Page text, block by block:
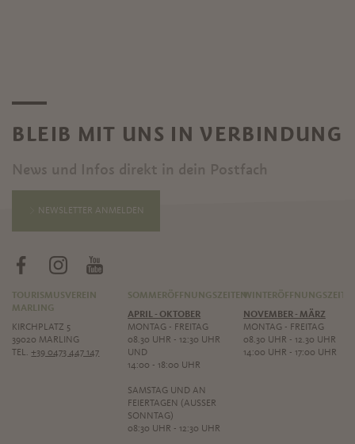
BLEIB MIT UNS IN VERBINDUNG
News und Infos direkt in dein Postfach
NEWSLETTER ANMELDEN
TOURISMUSVEREIN
MARLING
KIRCHPLATZ 5
39020 MARLING
TEL.+39 0473 447 147
SOMMERÖFFNUNGSZEITEN
APRIL - OKTOBER
MONTAG - FREITAG
08.30 UHR - 12:30 UHR
UND
14:00 - 18:00 UHR
SAMSTAG UND AN
FEIERTAGEN (AUSSER S
ONNTAG)
08:30 UHR - 12:30 UHR
NOVEMBER - MÄRZ
MONTAG - FREITAG
08.30 UHR - 12.30 UHR
14:00 UHR - 17:00 UHR